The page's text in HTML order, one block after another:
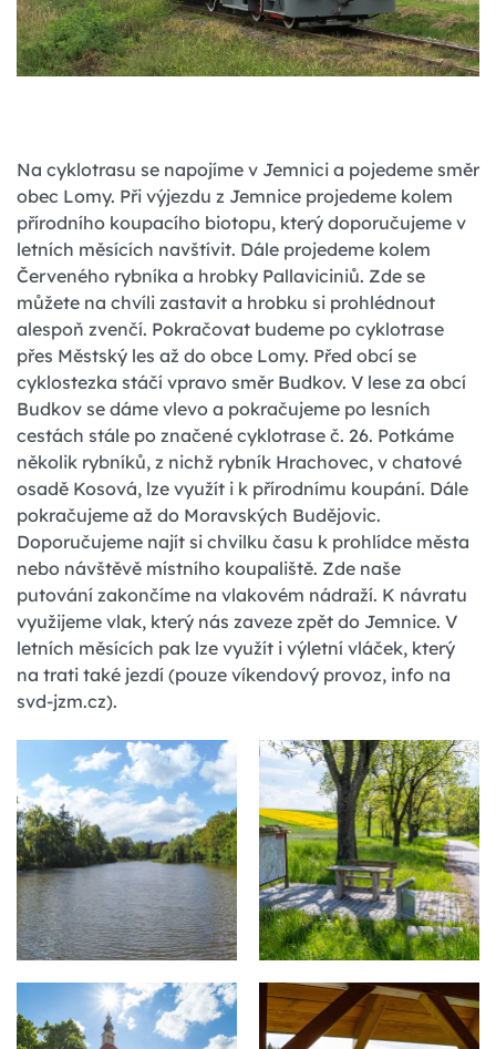
Na cyklotrasu se napojíme v Jemnici a pojedeme směr
obec Lomy. Při výjezdu z Jemnice projedeme kolem
přírodního koupacího biotopu, který doporučujeme v
letních měsících navštívit. Dále projedeme kolem
Červeného rybníka a hrobky Pallaviciniů. Zde se
můžete na chvíli zastavit a hrobku si prohlédnout
alespoň zvenčí. Pokračovat budeme po cyklotrase
přes Městský les až do obce Lomy. Před obcí se
cyklostezka stáčí vpravo směr Budkov. V lese za obcí
Budkov se dáme vlevo a pokračujeme po lesních
cestách stále po značené cyklotrase č. 26. Potkáme
několik rybníků, z nichž rybník Hrachovec, v chatové
osadě Kosová, lze využít i k přírodnímu koupání. Dále
pokračujeme až do Moravských Budějovic.
Doporučujeme najít si chvilku času k prohlídce města
nebo návštěvě místního koupaliště. Zde naše
putování zakončíme na vlakovém nádraží. K návratu
využijeme vlak, který nás zaveze zpět do Jemnice. V
letních měsících pak lze využít i výletní vláček, který
na trati také jezdí (pouze víkendový provoz, info na
svd-jzm.cz).